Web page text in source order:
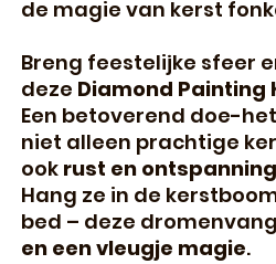
de magie van kerst
Breng feestelijke sfeer
deze Diamond Painting
Een betoverend doe-
niet alleen prachtige
ook rust en ontspanning
Hang ze in de
bed – deze
en een vleugje magie.